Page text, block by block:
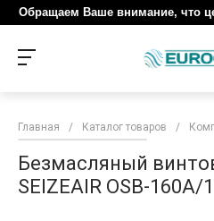
Обращаем Ваше внимание, что
Главная / Каталог товаров /
Безмасляный
SEIZEAIR OSB-160A/